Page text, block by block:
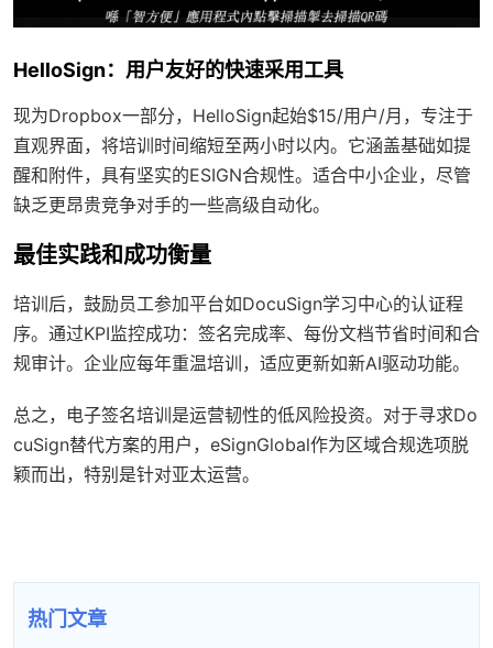
HelloSign：用户友好的快速采用工具
现为Dropbox一部分，HelloSign起始$15/用户/月，专注于
直观界面，将培训时间缩短至两小时以内。它涵盖基础如提
醒和附件，具有坚实的ESIGN合规性。适合中小企业，尽管
缺乏更昂贵竞争对手的一些高级自动化。
最佳实践和成功衡量
培训后，鼓励员工参加平台如DocuSign学习中心的认证程
序。通过KPI监控成功：签名完成率、每份文档节省时间和合
规审计。企业应每年重温培训，适应更新如新AI驱动功能。
总之，电子签名培训是运营韧性的低风险投资。对于寻求Do
cuSign替代方案的用户，eSignGlobal作为区域合规选项脱
颖而出，特别是针对亚太运营。
热门文章